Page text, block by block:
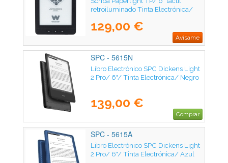
retroiluminado Tinta Electrónica/
129,00 €
Avísame
SPC - 5615N
Libro Electrónico SPC Dickens Light
2 Pro/ 6"/ Tinta Electrónica/ Negro
139,00 €
Comprar
SPC - 5615A
Libro Electrónico SPC Dickens Light
2 Pro/ 6"/ Tinta Electrónica/ Azul